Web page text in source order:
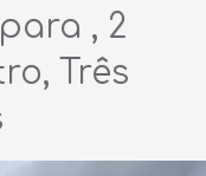
, 2
Três